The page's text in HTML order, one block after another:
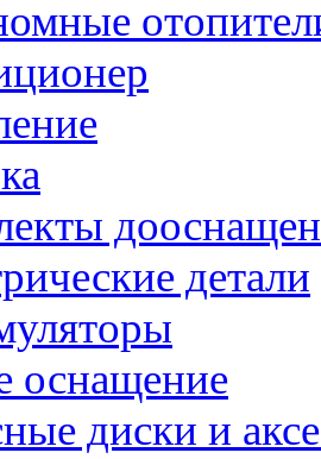
детали
оснащение
диски и